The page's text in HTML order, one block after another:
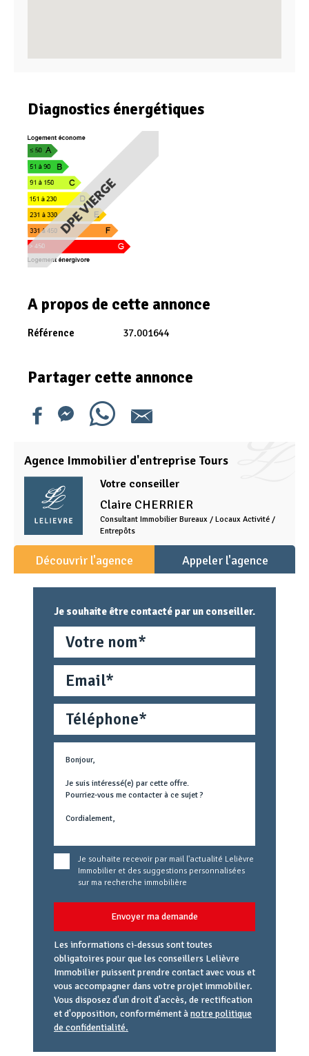
Diagnostics énergétiques
A propos de cette annonce
Référence 37.001644
Partager cette annonce
Agence Immobilier d'entreprise Tours
Votre conseiller
Claire CHERRIER
Consultant Immobilier Bureaux / Locaux Activité /
Entrepôts
Découvrir l'agence Appeler l'agence
Je souhaite être contacté par un conseiller.
Téléphone
Métier
concerné
Je souhaite recevoir par mail l'actualité Lelièvre
Immobilier et des suggestions personnalisées
sur ma recherche immobilière
Envoyer ma demande
Les informations ci-dessus sont toutes
obligatoires pour que les conseillers Lelièvre
Immobilier puissent prendre contact avec vous et
vous accompagner dans votre projet immobilier.
Vous disposez d'un droit d'accès, de rectification
et d'opposition, conformément ànotre politique
de confidentialité.